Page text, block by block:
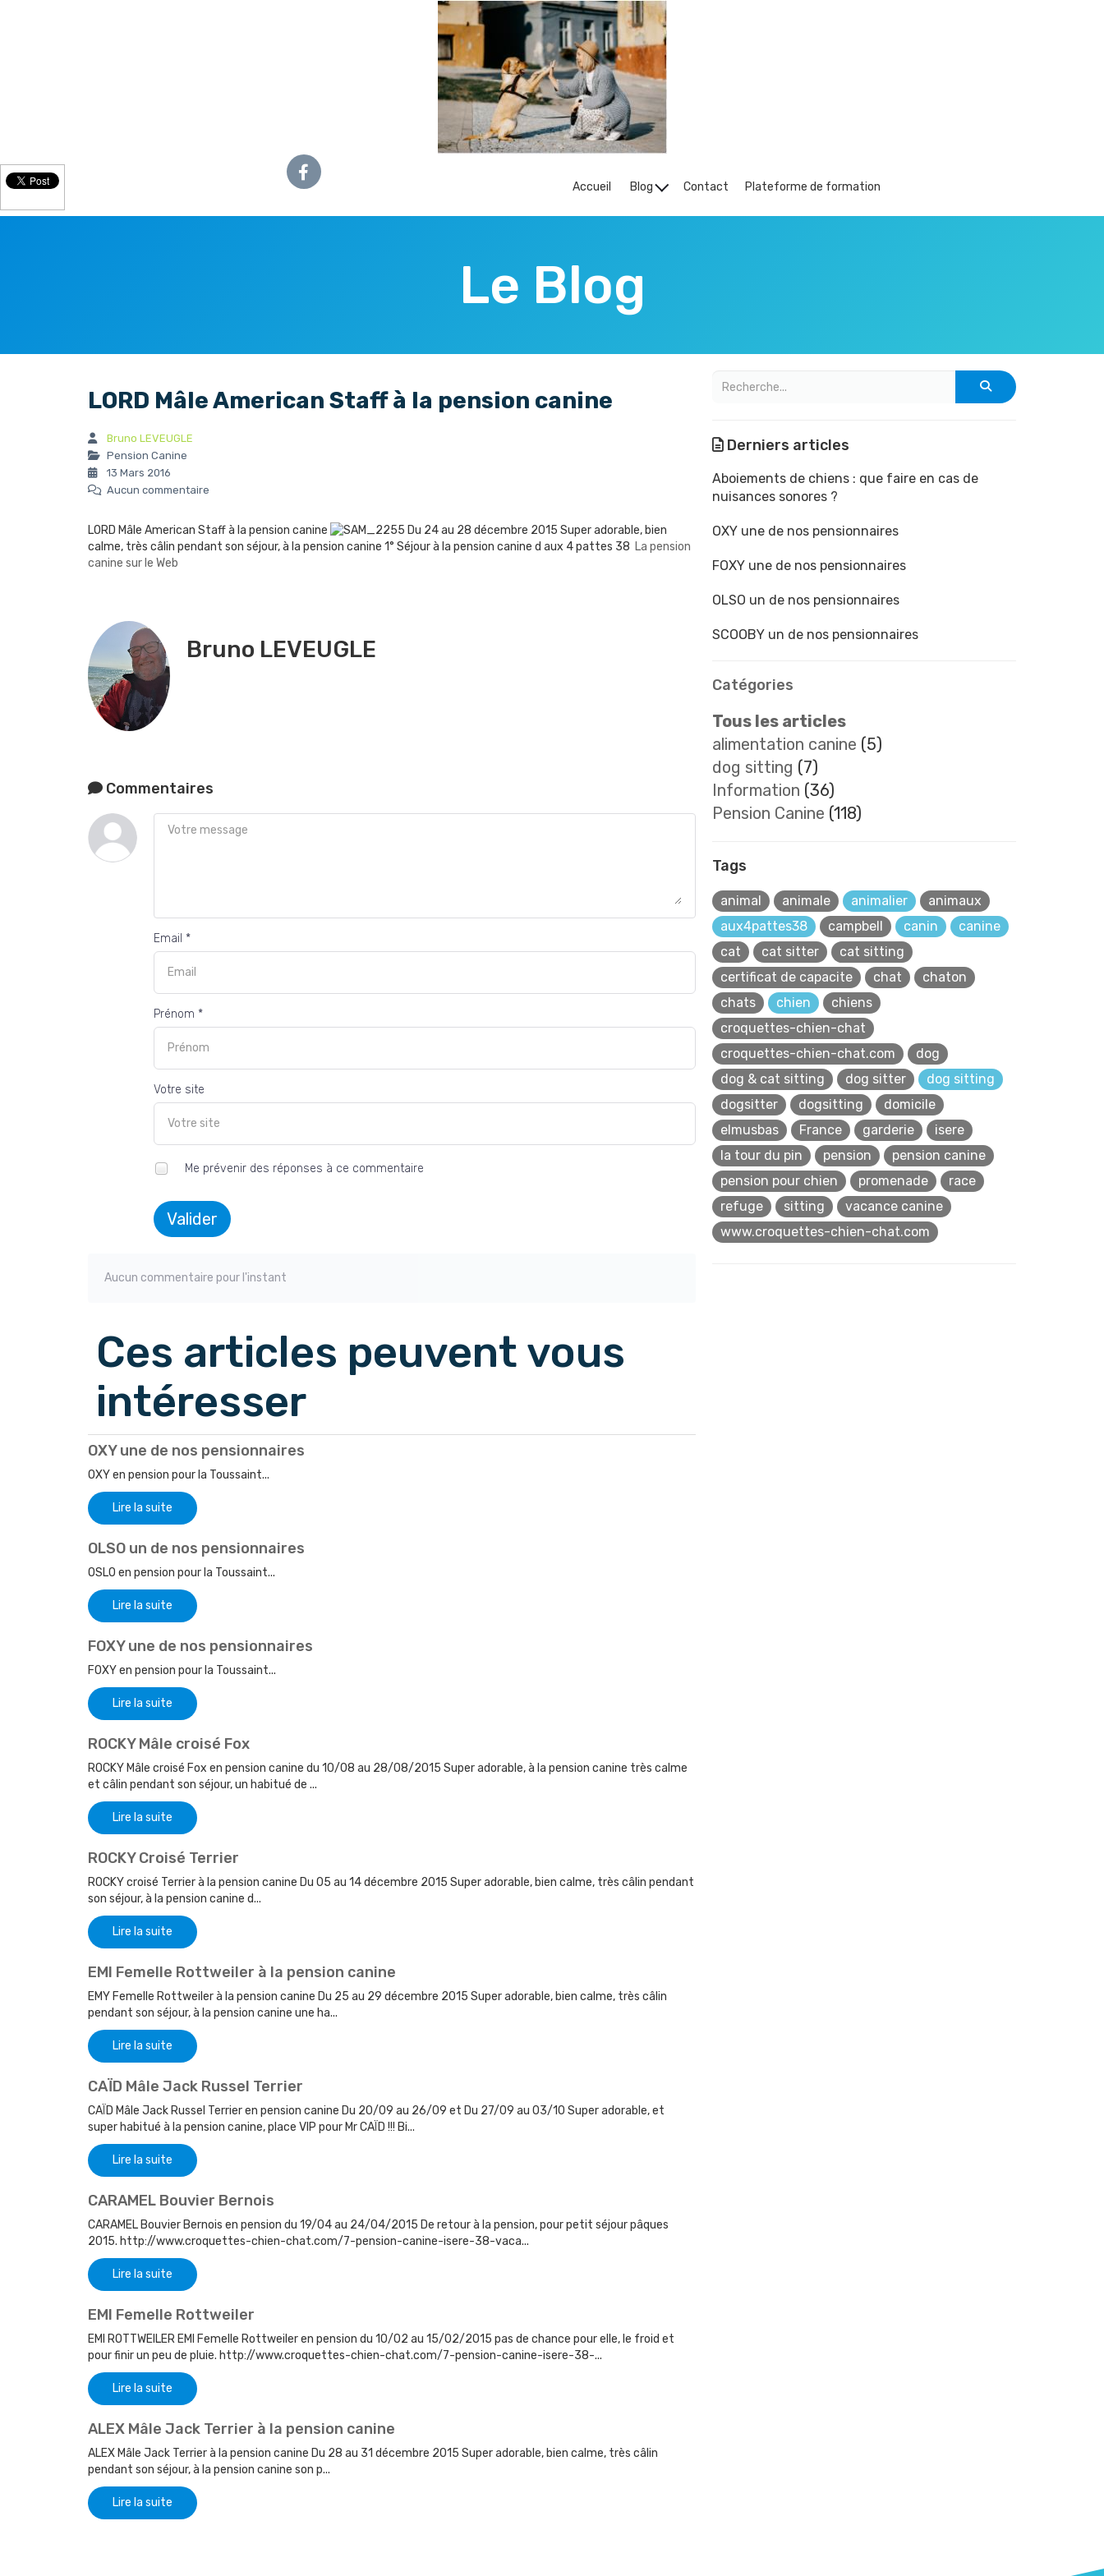
Accueil Blog Contact Plateforme de formation
Le Blog
LORD Mâle American Staff à la pension canine
Bruno LEVEUGLE
Pension Canine
13 Mars 2016
Aucun commentaire
LORD Mâle American Staff à la pension canine
Du 24 au 28 décembre 2015 Super adorable, bien
calme, très câlin pendant son séjour, à la pension canine 1° Séjour à la pension canine d aux 4 pattes 38 La pension
canine sur le Web
Bruno LEVEUGLE
Commentaires
Email *
Prénom *
Votre site
Me prévenir des réponses à ce commentaire
Valider
Aucun commentaire pour l'instant
Ces articles peuvent vous
intéresser
OXY une de nos pensionnaires
OXY en pension pour la Toussaint...
Lire la suite
OLSO un de nos pensionnaires
OSLO en pension pour la Toussaint...
Lire la suite
FOXY une de nos pensionnaires
FOXY en pension pour la Toussaint...
Lire la suite
ROCKY Mâle croisé Fox
ROCKY Mâle croisé Fox en pension canine du 10/08 au 28/08/2015 Super adorable, à la pension canine très calme
et câlin pendant son séjour, un habitué de ...
Lire la suite
ROCKY Croisé Terrier
ROCKY croisé Terrier à la pension canine Du 05 au 14 décembre 2015 Super adorable, bien calme, très câlin pendant
son séjour, à la pension canine d...
Lire la suite
EMI Femelle Rottweiler à la pension canine
EMY Femelle Rottweiler à la pension canine Du 25 au 29 décembre 2015 Super adorable, bien calme, très câlin
pendant son séjour, à la pension canine une ha...
Lire la suite
CAÏD Mâle Jack Russel Terrier
CAÏD Mâle Jack Russel Terrier en pension canine Du 20/09 au 26/09 et Du 27/09 au 03/10 Super adorable, et
super habitué à la pension canine, place VIP pour Mr CAÏD !!! Bi...
Lire la suite
CARAMEL Bouvier Bernois
CARAMEL Bouvier Bernois en pension du 19/04 au 24/04/2015 De retour à la pension, pour petit séjour pâques
2015. http://www.croquettes-chien-chat.com/7-pension-canine-isere-38-vaca...
Lire la suite
EMI Femelle Rottweiler
EMI ROTTWEILER EMI Femelle Rottweiler en pension du 10/02 au 15/02/2015 pas de chance pour elle, le froid et
pour finir un peu de pluie. http://www.croquettes-chien-chat.com/7-pension-canine-isere-38-...
Lire la suite
ALEX Mâle Jack Terrier à la pension canine
ALEX Mâle Jack Terrier à la pension canine Du 28 au 31 décembre 2015 Super adorable, bien calme, très câlin
pendant son séjour, à la pension canine son p...
Lire la suite
Derniers articles
Aboiements de chiens : que faire en cas de
nuisances sonores ?
OXY une de nos pensionnaires
FOXY une de nos pensionnaires
OLSO un de nos pensionnaires
SCOOBY un de nos pensionnaires
Catégories
Tous les articles
alimentation canine (5)
dog sitting (7)
Information (36)
Pension Canine (118)
Tags
animal animale animalier
animaux
aux4pattes38
campbell canin
canine
cat
cat sitter
cat sitting
certificat de capacite
chat
chaton
chats
chien
chiens
croquettes-chien-chat
croquettes-chien-chat.com
dog
dog & cat sitting
dog sitter
dog sitting
dogsitter
dogsitting
domicile
elmusbas
France garderie
isere
la tour du pin
pension
pension canine
pension pour chien
promenade
race
refuge
sitting
vacance canine
www.croquettes-chien-chat.com